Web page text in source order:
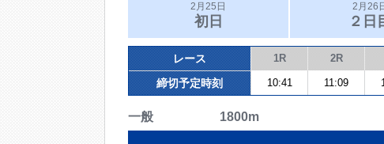
2月25日
初日
2月26
２日
レース 1R 2R
締切予定時刻 10:41 11:09
一般 1800m